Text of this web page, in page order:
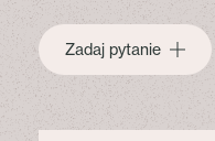
Zadaj pytanie